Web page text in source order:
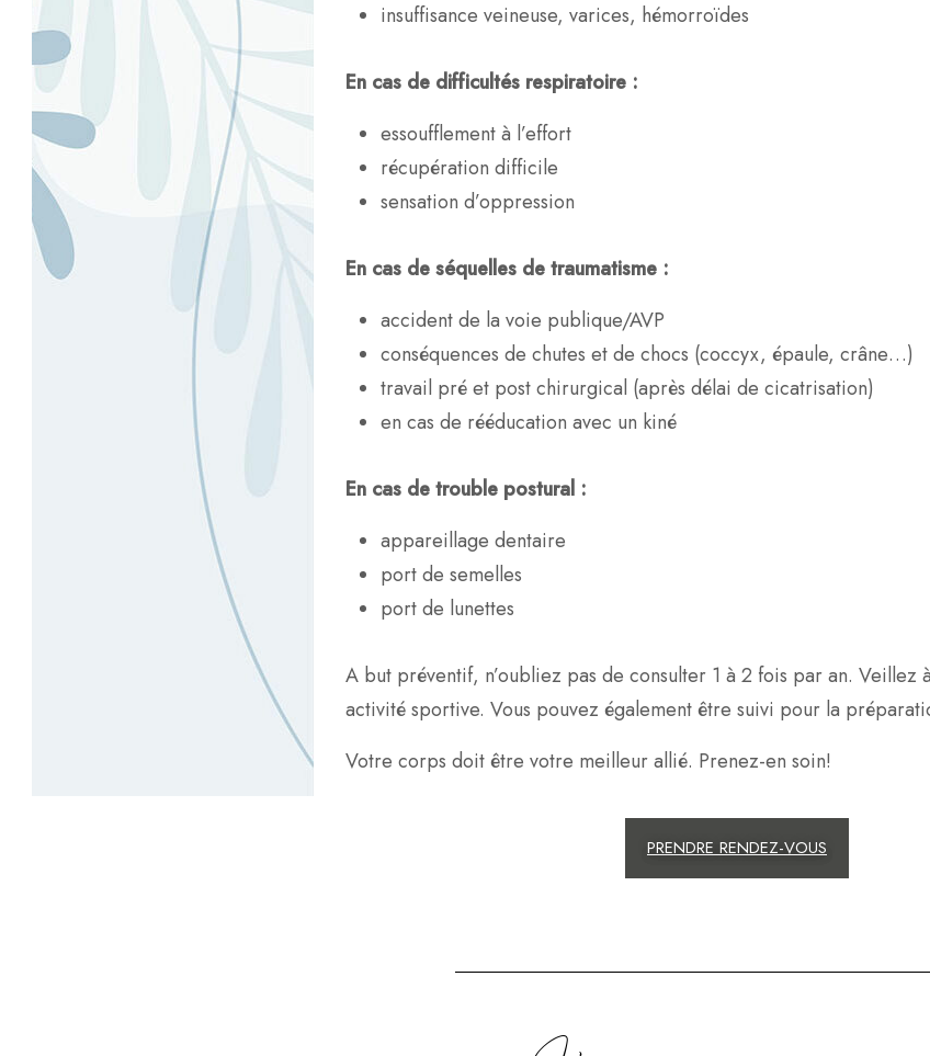
insuffisance veineuse, varices, hémorroïdes
En cas de difficultés respiratoire :
essoufflement à l’effort
récupération difficile
sensation d’oppression
En cas de séquelles de traumatisme :
accident de la voie publique/AVP
conséquences de chutes et de chocs (coccyx, épaule, crâne…)
travail pré et post chirurgical (après délai de cicatrisation)
en cas de rééducation avec un kiné
En cas de trouble postural :
appareillage dentaire
port de semelles
port de lunettes
A but préventif, n’oubliez pas de consulter 1 à 2 fois par an.
activité sportive. Vous pouvez également être suivi pour la
Votre corps doit être votre meilleur allié. Prenez-en soin!
PRENDRE RENDEZ-VOUS